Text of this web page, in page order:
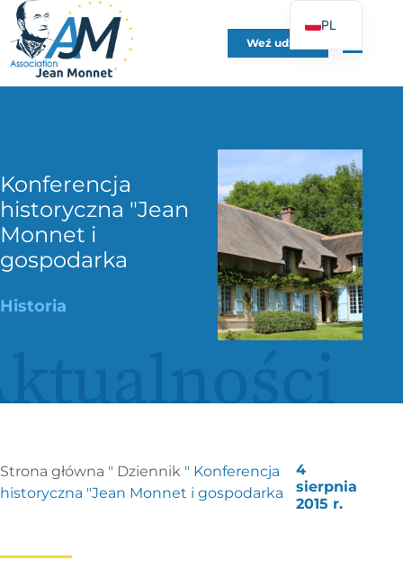
Weź udział
Konferencja
historyczna "Jean
Monnet i
gospodarka
Historia
Strona główna " Dziennik " Konferencja
historyczna "Jean Monnet i gospodarka
4
sierpnia
2015 r.
PL
FR
EN
IT
PT
UK